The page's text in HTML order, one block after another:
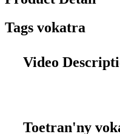
Tags vokatra
Video
Toetran'ny